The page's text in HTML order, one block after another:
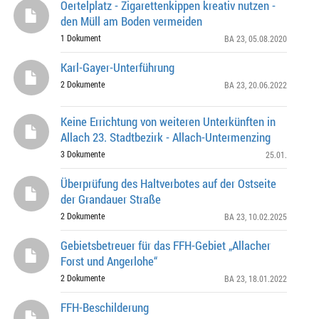
Oertelplatz - Zigarettenkippen kreativ nutzen -
den Müll am Boden vermeiden
1 Dokument BA 23 , 05.08.2020
Karl-Gayer-Unterführung
2 Dokumente BA 23 , 20.06.2022
Keine Errichtung von weiteren Unterkünften in
Allach 23. Stadtbezirk - Allach-Untermenzing
3 Dokumente 25.01.
Überprüfung des Haltverbotes auf der Ostseite
der Grandauer Straße
2 Dokumente BA 23 , 10.02.2025
Gebietsbetreuer für das FFH-Gebiet „Allacher
Forst und Angerlohe“
2 Dokumente BA 23 , 18.01.2022
FFH-Beschilderung